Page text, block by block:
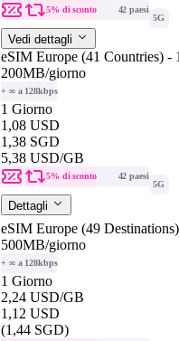
5% di sconto
42 paesi
5G
Vedi dettagli
eSIM Europe (41 Countries) -
200MB/giorno
+ ∞ a 128kbps
1 Giorno
1,08 USD
1,38 SGD
5,38 USD/GB
5% di sconto
42 paesi
5G
Dettagli
eSIM Europe (49
500MB/giorno
+ ∞ a 128kbps
1 Giorno
2,24 USD/GB
1,12 USD
(1,44 SGD)